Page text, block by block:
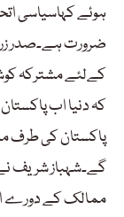
ہوئے کہاسیاسی
ضرورت ہے۔صدر
کےلئے مشترکہ
کہ دنیا اب
پاکستان کی طرف
گے۔شہباز شریف
ممالک کے دورے